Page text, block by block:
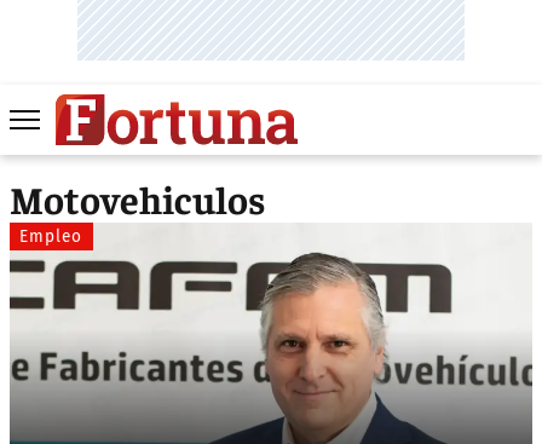
Motovehiculos
Empleo